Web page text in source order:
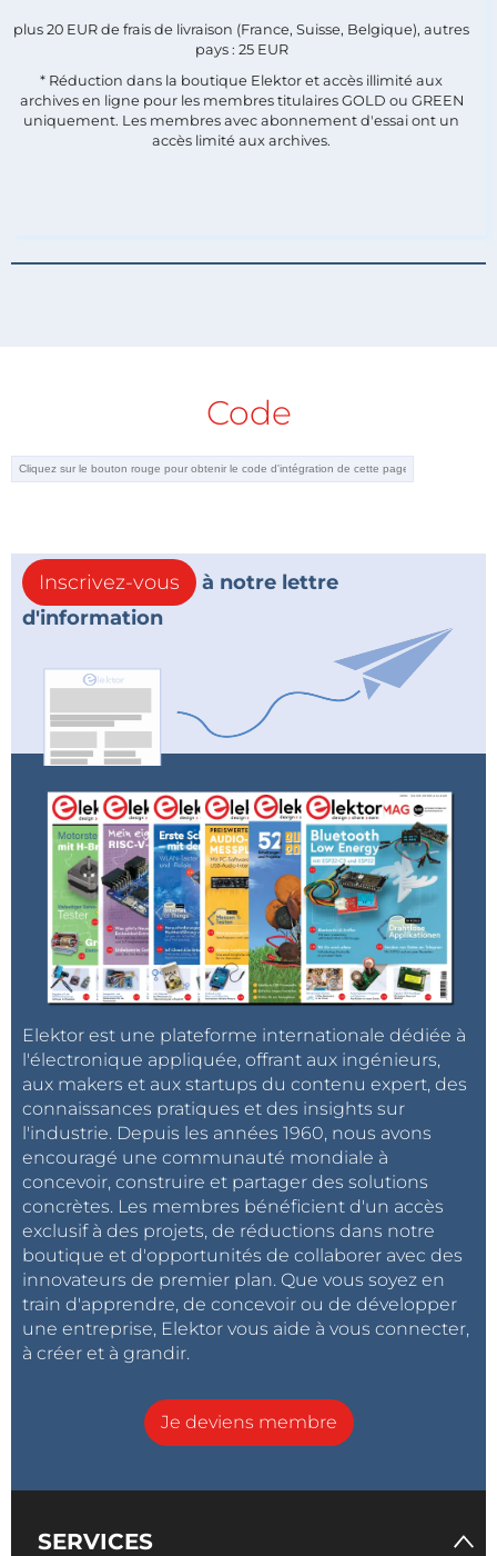
plus 20 EUR de frais de livraison (France, Suisse, Belgique), autres
pays : 25 EUR
* Réduction dans la boutique Elektor et accès illimité aux
archives en ligne pour les membres titulaires GOLD ou GREEN
uniquement. Les membres avec abonnement d'essai ont un
accès limité aux archives.
Code
Inscrivez-vous
à notre lettre
d'information
Elektor est une plateforme internationale dédiée à
l'électronique appliquée, offrant aux ingénieurs,
aux makers et aux startups du contenu expert, des
connaissances pratiques et des insights sur
l'industrie. Depuis les années 1960, nous avons
encouragé une communauté mondiale à
concevoir, construire et partager des solutions
concrètes. Les membres bénéficient d'un accès
exclusif à des projets, de réductions dans notre
boutique et d'opportunités de collaborer avec des
innovateurs de premier plan. Que vous soyez en
train d'apprendre, de concevoir ou de développer
une entreprise, Elektor vous aide à vous connecter,
à créer et à grandir.
Je deviens membre
SERVICES